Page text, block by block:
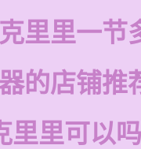
里里一节
的店铺推
里里可以吗